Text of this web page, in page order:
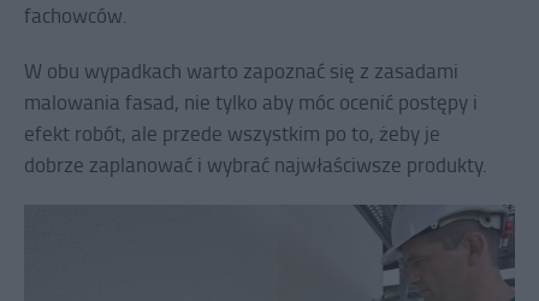
fachowców.
W obu wypadkach warto zapoznać się z zasadami
malowania fasad, nie tylko aby móc ocenić postępy i
efekt robót, ale przede wszystkim po to, żeby je
dobrze zaplanować i wybrać najwłaściwsze produkty.